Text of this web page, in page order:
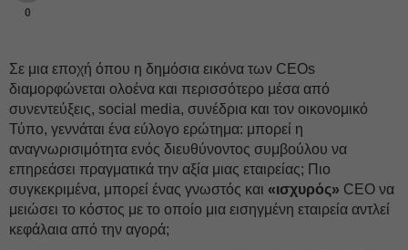
0
Σε μια εποχή όπου η δημόσια εικόνα των CEOs
διαμορφώνεται ολοένα και περισσότερο μέσα από
συνεντεύξεις, social media, συνέδρια και τον οικονομικό
Τύπο, γεννάται ένα εύλογο ερώτημα: μπορεί η
αναγνωρισιμότητα ενός διευθύνοντος συμβούλου να
επηρεάσει πραγματικά την αξία μιας εταιρείας; Πιο
συγκεκριμένα, μπορεί ένας γνωστός και «ισχυρός» CEO να
μειώσει το κόστος με το οποίο μια εισηγμένη εταιρεία αντλεί
κεφάλαια από την αγορά;